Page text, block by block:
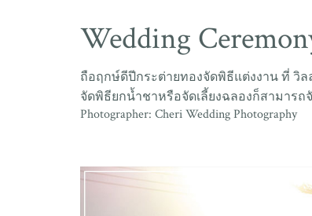
Wedding
ถือฤกษ์ดีปีกระต่ายทองจัดพิธีแต่งงาน ที่ วิ
จัดพิธียกน้ำชาหรือจัดเลี้ยงฉลองก็สามารถ
Photographer: Cheri Wedding Photography